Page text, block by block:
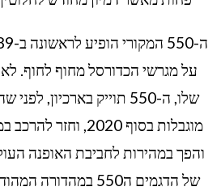
על מגרשי הכדורסל מחוף לחוף.
שלו, ה-550 תוייק
והפך במהירות לחביבת האופנה
של הדגמים ה550